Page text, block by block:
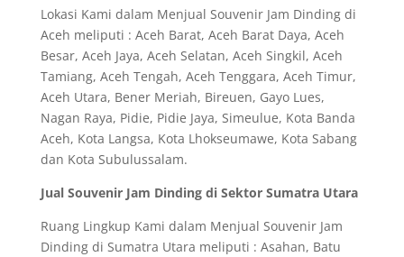
Lokasi Kami dalam Menjual Souvenir Jam Dinding di
Aceh meliputi : Aceh Barat, Aceh Barat Daya, Aceh
Besar, Aceh Jaya, Aceh Selatan, Aceh Singkil, Aceh
Tamiang, Aceh Tengah, Aceh Tenggara, Aceh Timur,
Aceh Utara, Bener Meriah, Bireuen, Gayo Lues,
Nagan Raya, Pidie, Pidie Jaya, Simeulue, Kota Banda
Aceh, Kota Langsa, Kota Lhokseumawe, Kota Sabang
dan Kota Subulussalam.
Jual Souvenir Jam Dinding di Sektor Sumatra Utara
Ruang Lingkup Kami dalam Menjual Souvenir Jam
Dinding di Sumatra Utara meliputi : Asahan, Batu